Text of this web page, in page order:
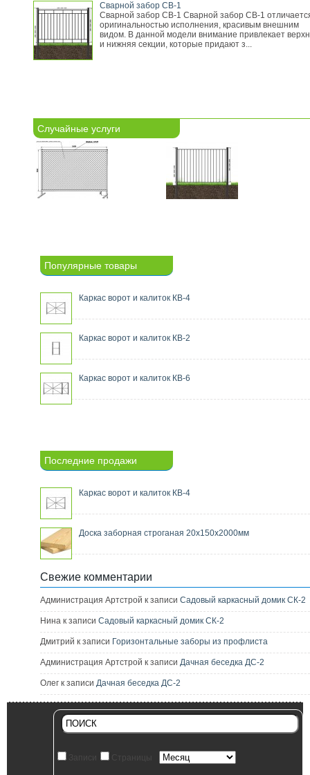
Сварной забор СВ-1
Сварной забор СВ-1 Сварной забор СВ-1
оригинальностью исполнения, красивым внешним
видом. В данной модели внимание привлекает
и нижняя секции, которые придают з...
Случайные услуги
Популярные товары
Каркас ворот и калиток КВ-4
Каркас ворот и калиток КВ-2
Каркас ворот и калиток КВ-6
Последние продажи
Каркас ворот и калиток КВ-4
Доска заборная строганая 20х150х2000мм
Свежие комментарии
Администрация Артстрой к записи Садовый каркасный домик СК-2
Нина к записи Садовый каркасный домик СК-2
Дмитрий к записи Горизонтальные заборы из профлиста
Администрация Артстрой к записи Дачная беседка ДС-2
Олег к записи Дачная беседка ДС-2
Записи Страницы